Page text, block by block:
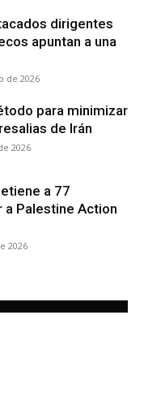
dirigentes
apuntan a una
de 2026
para minimizar
de Irán
2026
a 77
a Palestine Action
2026